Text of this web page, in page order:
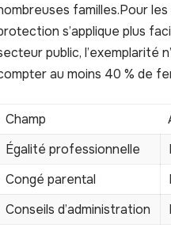
familles.Pour
s’applique plus
public, l’exemplarité
au moins 40 % de
Champ
Égalité professionnelle
Congé parental
Conseils d’administration